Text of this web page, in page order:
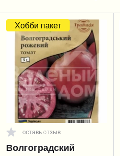
Хобби пакет
оставь отзыв
Волгоградский